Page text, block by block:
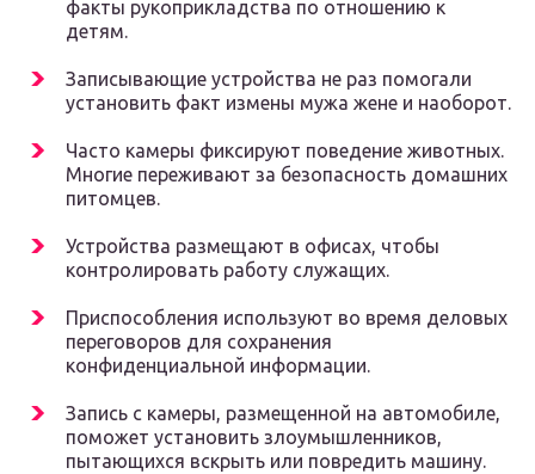
факты рукоприкладства по отношению к
детям.
Записывающие устройства не раз помогали
установить факт измены мужа жене и наоборот.
Часто камеры фиксируют поведение животных.
Многие переживают за безопасность домашних
питомцев.
Устройства размещают в офисах, чтобы
контролировать работу служащих.
Приспособления используют во время деловых
переговоров для сохранения
конфиденциальной информации.
Запись с камеры, размещенной на автомобиле,
поможет установить злоумышленников,
пытающихся вскрыть или повредить машину.